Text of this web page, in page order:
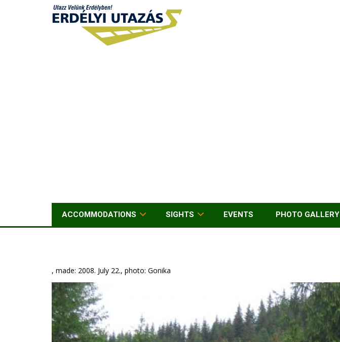
ACCOMMODATIONS SIGHTS EVENTS PHOTO GALLERY
, made: 2008. July 22., photo: Gonika